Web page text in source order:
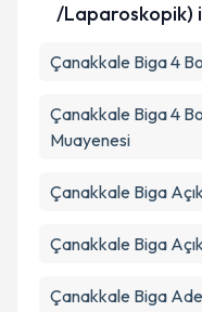
/Laparoskopik)
Çanakkale Biga 4
Çanakkale Biga 4
Muayenesi
Çanakkale Biga
Çanakkale Biga
Çanakkale Biga